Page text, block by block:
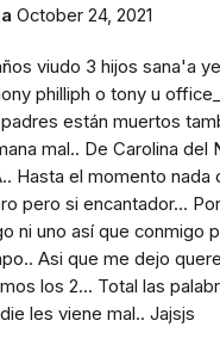
October 24, 2021
viudo 3 hijos sana'a
philliph o tony u
están muertos
mal.. De Carolina del
Hasta el momento nada
pero si encantador...
ni uno así que conmigo
Asi que me dejo
los 2... Total las
les viene mal.. Jajsjs